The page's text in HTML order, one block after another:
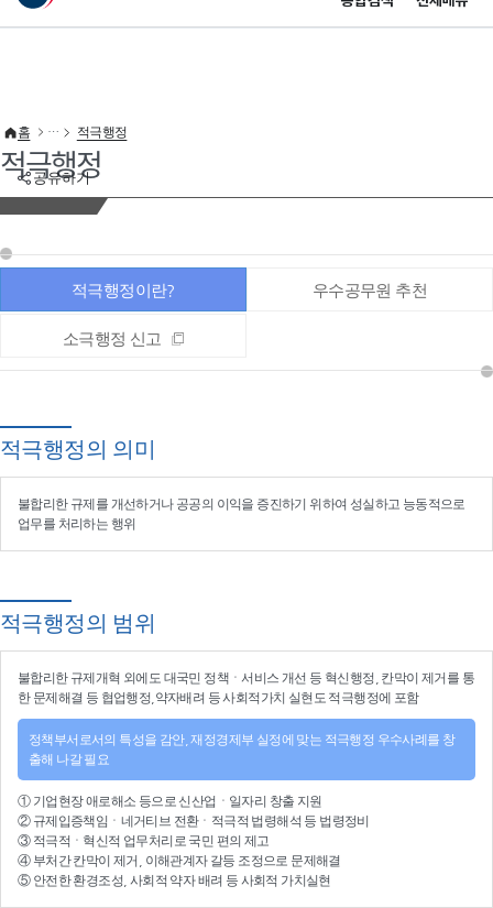
이 누리집은 대한민국 공식 전자정부 누리집입니다.
공유하기
홈 적극행정
적극행정
적극행정이란? 우수공무원 추천
소극행정 신고
적극행정의 의미
불합리한 규제를 개선하거나 공공의 이익을 증진하기 위하여 성실하고 능동적으로
업무를 처리하는 행위
적극행정의 범위
불합리한 규제개혁 외에도 대국민 정책ㆍ서비스 개선 등 혁신행정 , 칸막이 제거를 통
한 문제해결 등 협업행정 ,약자배려 등사회적가치 실현 도 적극행정에 포함
정책부서로서의 특성을 감안, 재정경제부 실정에 맞는 적극행정 우수사례를 창
출해 나갈 필요
① 기업현장 애로해소 등으로 신산업 ㆍ 일자리 창출 지원
② 규제입증책임 ㆍ 네거티브 전환ㆍ적극적 법령해석 등 법령정비
③ 적극적 ㆍ 혁신적 업무처리 로 국민 편의 제고
④ 부처간 칸막이 제거, 이해관계자 갈등 조정으로 문제해결
⑤ 안전한 환경조성, 사회적 약자 배려 등 사회적 가치실현